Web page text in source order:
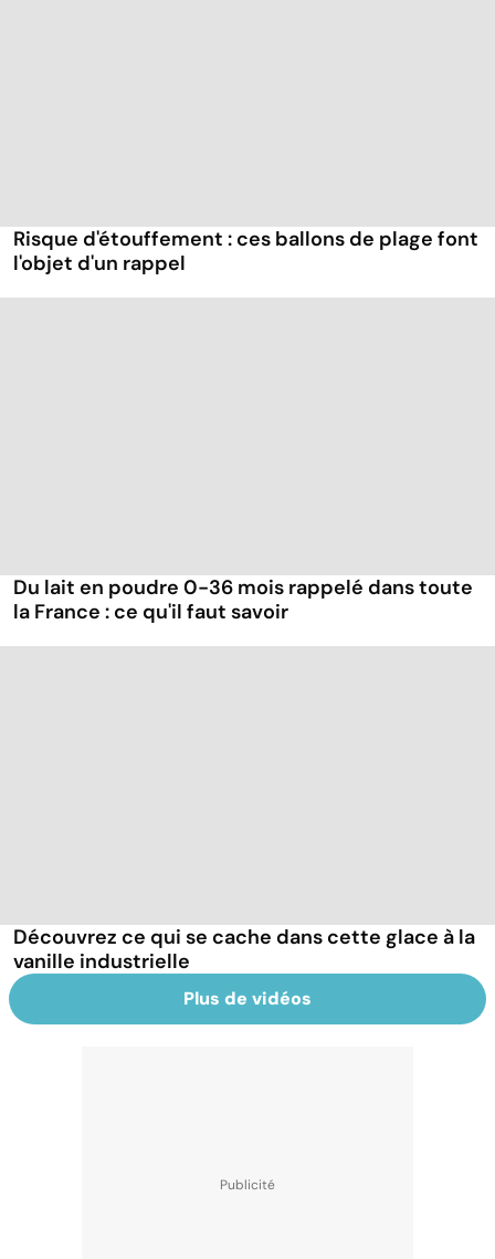
Risque d'étouffement : ces ballons de plage font
l'objet d'un rappel
Du lait en poudre 0-36 mois rappelé dans toute
la France : ce qu'il faut savoir
Découvrez ce qui se cache dans cette glace à la
vanille industrielle
Plus de vidéos